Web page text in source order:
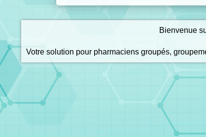
Bienvenue
Votre solution pour pharmaciens groupés,